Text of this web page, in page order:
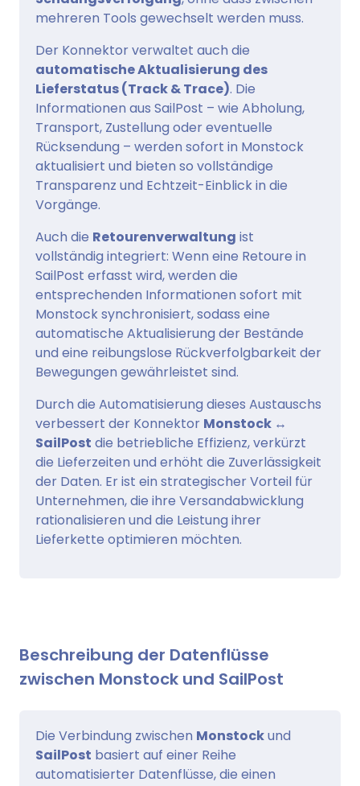
mehreren Tools gewechselt werden muss.
Der Konnektor verwaltet auch die
automatische Aktualisierung des
Lieferstatus (Track & Trace). Die
Informationen aus SailPost – wie Abholung,
Transport, Zustellung oder eventuelle
Rücksendung – werden sofort in Monstock
aktualisiert und bieten so vollständige
Transparenz und Echtzeit-Einblick in die
Vorgänge.
Auch die Retourenverwaltung ist
vollständig integriert: Wenn eine Retoure in
SailPost erfasst wird, werden die
entsprechenden Informationen sofort mit
Monstock synchronisiert, sodass eine
automatische Aktualisierung der Bestände
und eine reibungslose Rückverfolgbarkeit der
Bewegungen gewährleistet sind.
Durch die Automatisierung dieses Austauschs
verbessert der Konnektor Monstock ↔
SailPost die betriebliche Effizienz, verkürzt
die Lieferzeiten und erhöht die Zuverlässigkeit
der Daten. Er ist ein strategischer Vorteil für
Unternehmen, die ihre Versandabwicklung
rationalisieren und die Leistung ihrer
Lieferkette optimieren möchten.
Beschreibung der Datenflüsse
zwischen Monstock und SailPost
Die Verbindung zwischen Monstockund
SailPost basiert auf einer Reihe
automatisierter Datenflüsse, die einen